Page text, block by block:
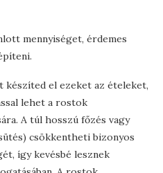
mennyiséget, érdemes
készíted el ezeket az ételeket,
lehet a rostok
A túl hosszú főzés vagy
csökkentheti bizonyos
így kevésbé lesznek